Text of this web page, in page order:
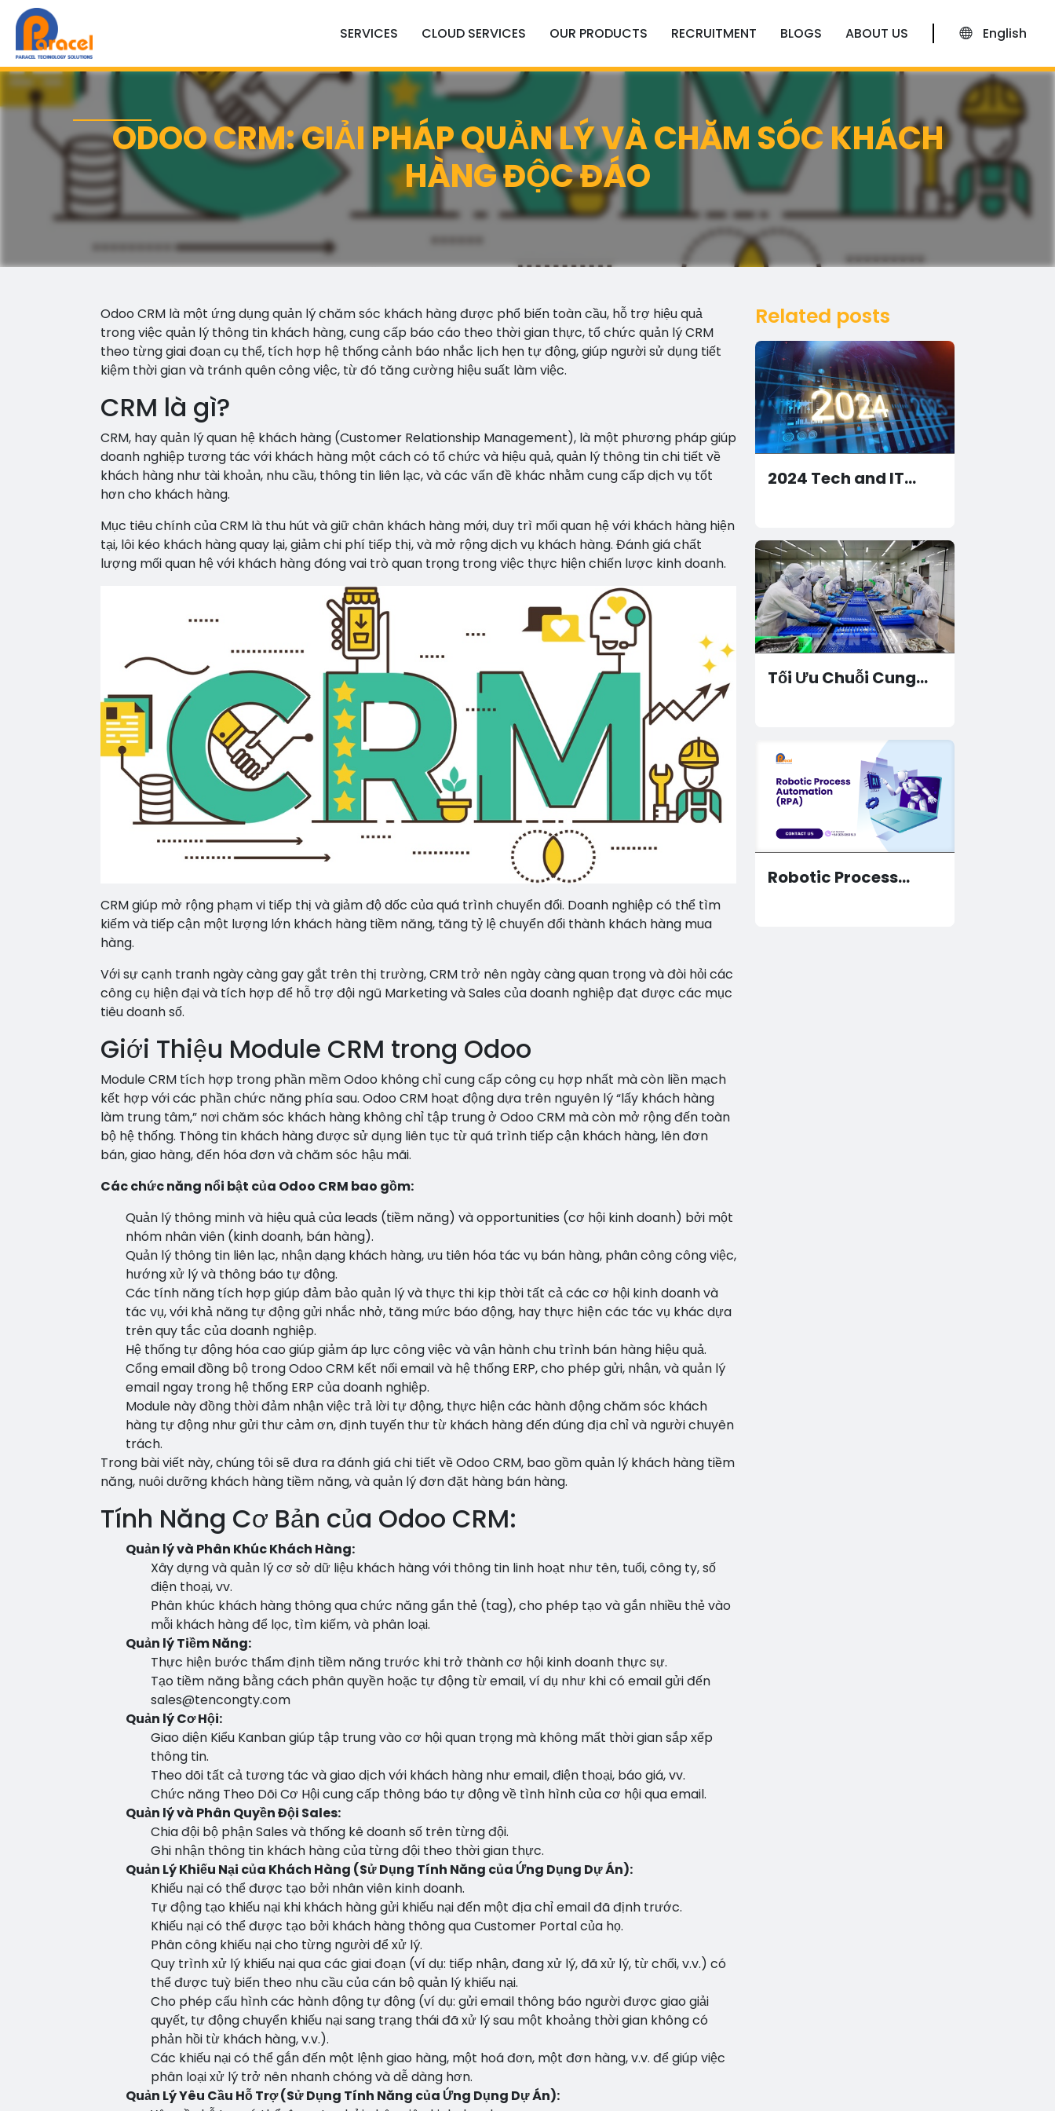
SERVICES CLOUD SERVICES OUR PRODUCTS RECRUITMENT BLOGS ABOUT US English
ODOO CRM: GIẢI PHÁP QUẢN LÝ VÀ CHĂM SÓC KHÁCH
HÀNG ĐỘC ĐÁO
Odoo CRM là một ứng dụng quản lý chăm sóc khách hàng được phổ biến toàn cầu, hỗ trợ hiệu quả
trong việc quản lý thông tin khách hàng, cung cấp báo cáo theo thời gian thực, tổ chức quản lý CRM
theo từng giai đoạn cụ thể, tích hợp hệ thống cảnh báo nhắc lịch hẹn tự động, giúp người sử dụng tiết
kiệm thời gian và tránh quên công việc, từ đó tăng cường hiệu suất làm việc.
CRM là gì?
CRM, hay quản lý quan hệ khách hàng (Customer Relationship Management), là một phương pháp giúp
doanh nghiệp tương tác với khách hàng một cách có tổ chức và hiệu quả, quản lý thông tin chi tiết về
khách hàng như tài khoản, nhu cầu, thông tin liên lạc, và các vấn đề khác nhằm cung cấp dịch vụ tốt
hơn cho khách hàng.
Mục tiêu chính của CRM là thu hút và giữ chân khách hàng mới, duy trì mối quan hệ với khách hàng hiện
tại, lôi kéo khách hàng quay lại, giảm chi phí tiếp thị, và mở rộng dịch vụ khách hàng. Đánh giá chất
lượng mối quan hệ với khách hàng đóng vai trò quan trọng trong việc thực hiện chiến lược kinh doanh.
CRM giúp mở rộng phạm vi tiếp thị và giảm độ dốc của quá trình chuyển đổi. Doanh nghiệp có thể tìm
kiếm và tiếp cận một lượng lớn khách hàng tiềm năng, tăng tỷ lệ chuyển đổi thành khách hàng mua
hàng.
Với sự cạnh tranh ngày càng gay gắt trên thị trường, CRM trở nên ngày càng quan trọng và đòi hỏi các
công cụ hiện đại và tích hợp để hỗ trợ đội ngũ Marketing và Sales của doanh nghiệp đạt được các mục
tiêu doanh số.
Giới Thiệu Module CRM trong Odoo
Module CRM tích hợp trong phần mềm Odoo không chỉ cung cấp công cụ hợp nhất mà còn liền mạch
kết hợp với các phần chức năng phía sau. Odoo CRM hoạt động dựa trên nguyên lý “lấy khách hàng
làm trung tâm,” nơi chăm sóc khách hàng không chỉ tập trung ở Odoo CRM mà còn mở rộng đến toàn
bộ hệ thống. Thông tin khách hàng được sử dụng liên tục từ quá trình tiếp cận khách hàng, lên đơn
bán, giao hàng, đến hóa đơn và chăm sóc hậu mãi.
Các chức năng nổi bật của Odoo CRM bao gồm:
Quản lý thông minh và hiệu quả của leads (tiềm năng) và opportunities (cơ hội kinh doanh) bởi một
nhóm nhân viên (kinh doanh, bán hàng).
Quản lý thông tin liên lạc, nhận dạng khách hàng, ưu tiên hóa tác vụ bán hàng, phân công công việc,
hướng xử lý và thông báo tự động.
Các tính năng tích hợp giúp đảm bảo quản lý và thực thi kịp thời tất cả các cơ hội kinh doanh và
tác vụ, với khả năng tự động gửi nhắc nhở, tăng mức báo động, hay thực hiện các tác vụ khác dựa
trên quy tắc của doanh nghiệp.
Hệ thống tự động hóa cao giúp giảm áp lực công việc và vận hành chu trình bán hàng hiệu quả.
Cổng email đồng bộ trong Odoo CRM kết nối email và hệ thống ERP, cho phép gửi, nhận, và quản lý
email ngay trong hệ thống ERP của doanh nghiệp.
Module này đồng thời đảm nhận việc trả lời tự động, thực hiện các hành động chăm sóc khách
hàng tự động như gửi thư cảm ơn, định tuyến thư từ khách hàng đến đúng địa chỉ và người chuyên
trách.
Trong bài viết này, chúng tôi sẽ đưa ra đánh giá chi tiết về Odoo CRM, bao gồm quản lý khách hàng tiềm
năng, nuôi dưỡng khách hàng tiềm năng, và quản lý đơn đặt hàng bán hàng.
Tính Năng Cơ Bản của Odoo CRM:
Quản lý và Phân Khúc Khách Hàng:
Xây dựng và quản lý cơ sở dữ liệu khách hàng với thông tin linh hoạt như tên, tuổi, công ty, số
điện thoại, vv.
Phân khúc khách hàng thông qua chức năng gắn thẻ (tag), cho phép tạo và gắn nhiều thẻ vào
mỗi khách hàng để lọc, tìm kiếm, và phân loại.
Quản lý Tiềm Năng:
Thực hiện bước thẩm định tiềm năng trước khi trở thành cơ hội kinh doanh thực sự.
Tạo tiềm năng bằng cách phân quyền hoặc tự động từ email, ví dụ như khi có email gửi đến
sales@tencongty.com
Quản lý Cơ Hội:
Giao diện Kiểu Kanban giúp tập trung vào cơ hội quan trọng mà không mất thời gian sắp xếp
thông tin.
Theo dõi tất cả tương tác và giao dịch với khách hàng như email, điện thoại, báo giá, vv.
Chức năng Theo Dõi Cơ Hội cung cấp thông báo tự động về tình hình của cơ hội qua email.
Quản lý và Phân Quyền Đội Sales:
Chia đội bộ phận Sales và thống kê doanh số trên từng đội.
Ghi nhận thông tin khách hàng của từng đội theo thời gian thực.
Quản Lý Khiếu Nại của Khách Hàng (Sử Dụng Tính Năng của Ứng Dụng Dự Án):
Khiếu nại có thể được tạo bởi nhân viên kinh doanh.
Tự động tạo khiếu nại khi khách hàng gửi khiếu nại đến một địa chỉ email đã định trước.
Khiếu nại có thể được tạo bởi khách hàng thông qua Customer Portal của họ.
Phân công khiếu nại cho từng người để xử lý.
Quy trình xử lý khiếu nại qua các giai đoạn (ví dụ: tiếp nhận, đang xử lý, đã xử lý, từ chối, v.v.) có
thể được tuỳ biến theo nhu cầu của cán bộ quản lý khiếu nại.
Cho phép cấu hình các hành động tự động (ví dụ: gửi email thông báo người được giao giải
quyết, tự động chuyển khiếu nại sang trạng thái đã xử lý sau một khoảng thời gian không có
phản hồi từ khách hàng, v.v.).
Các khiếu nại có thể gắn đến một lệnh giao hàng, một hoá đơn, một đơn hàng, v.v. để giúp việc
phân loại xử lý trở nên nhanh chóng và dễ dàng hơn.
Quản Lý Yêu Cầu Hỗ Trợ (Sử Dụng Tính Năng của Ứng Dụng Dự Án):
Related posts
2024 Tech and IT
Breakthroughs
Tối Ưu Chuỗi Cung
Robotic Process